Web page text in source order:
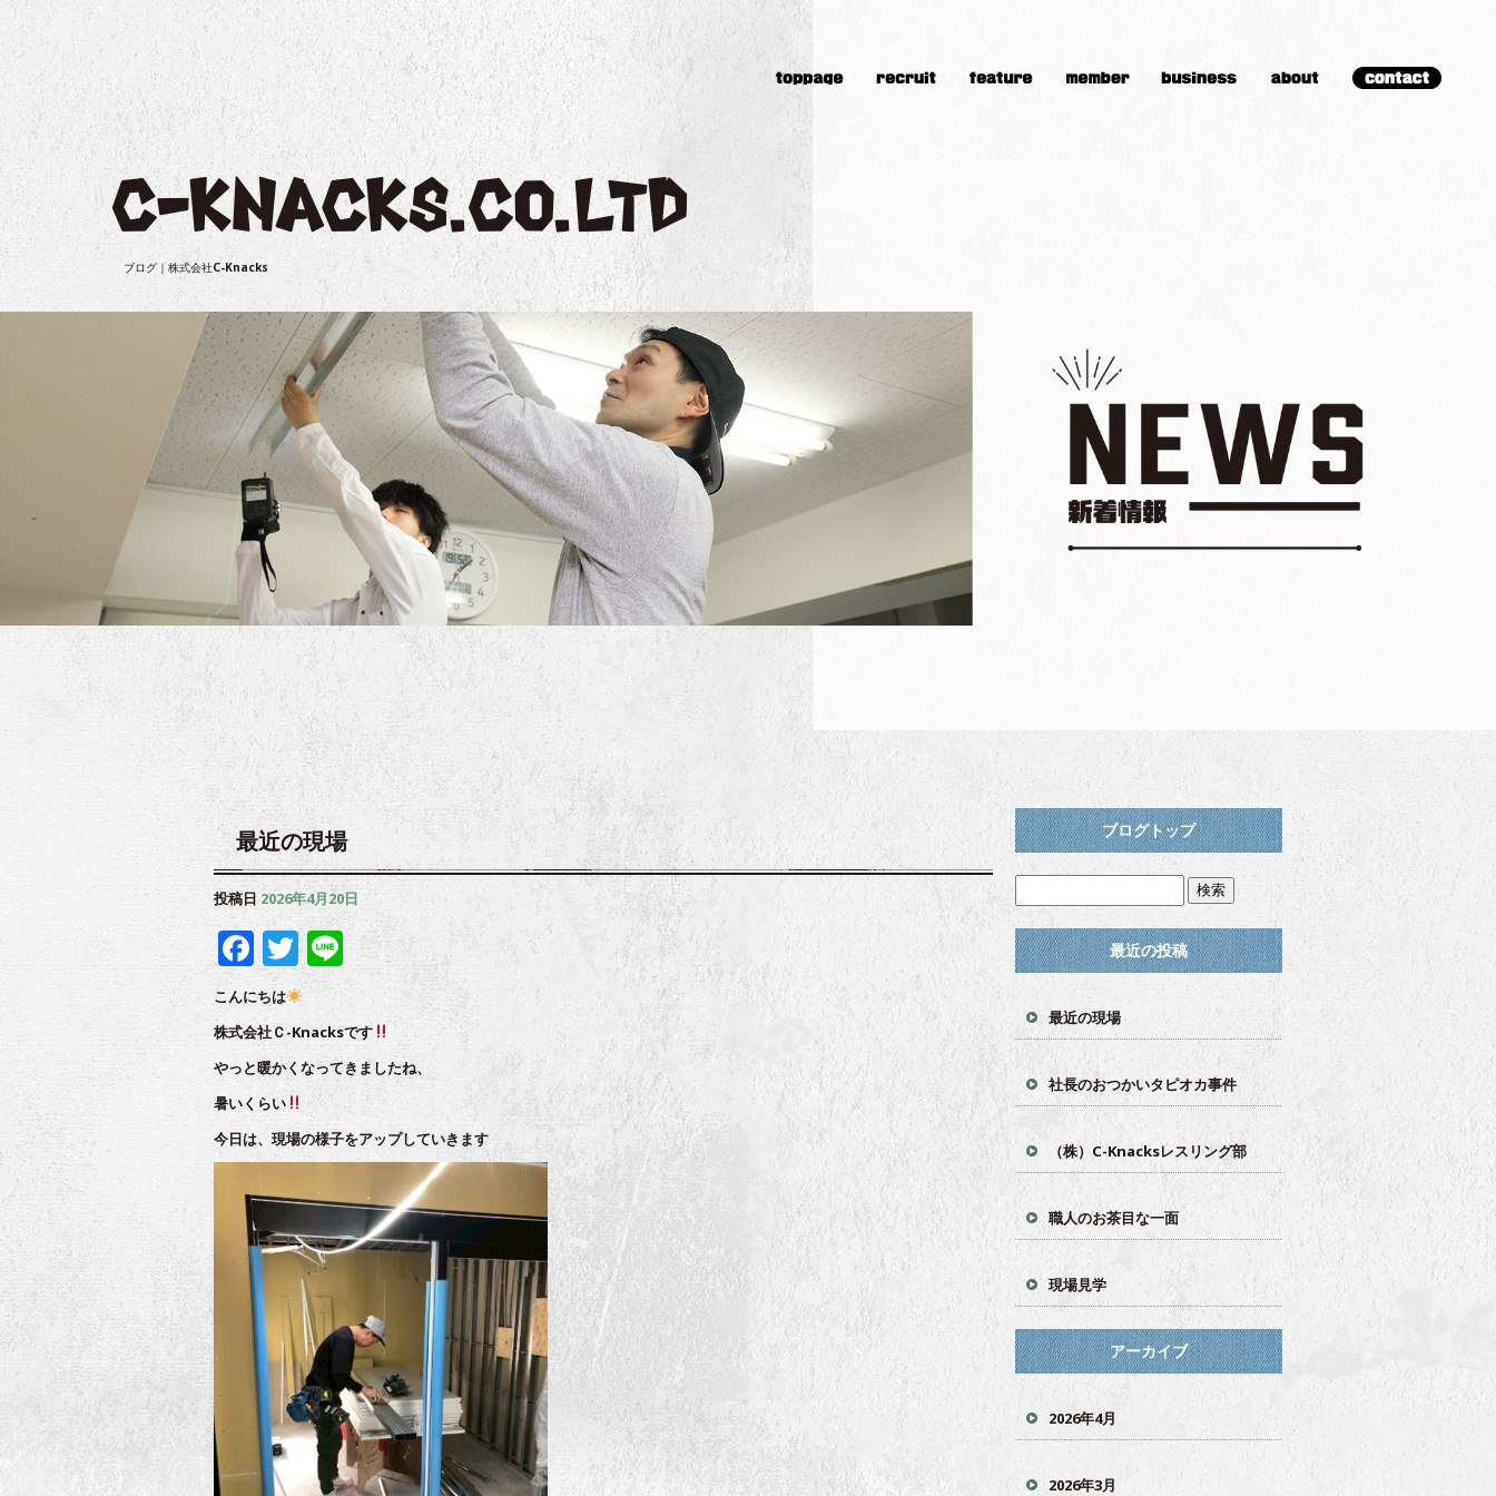
ブログ｜株式会社C-Knacks
最近の現場
投稿日 2026年4月20日
Facebook
Twitter
Line
こんにちは
株式会社Ｃ-Knacksです
やっと暖かくなってきましたね、
暑いくらい
今日は、現場の様子をアップしていきます
ブログトップ
最近の投稿
最近の現場
社長のおつかいタピオカ事件
（株）C-Knacksレスリング部
職人のお茶目な一面
現場見学
アーカイブ
2026年4月
2026年3月